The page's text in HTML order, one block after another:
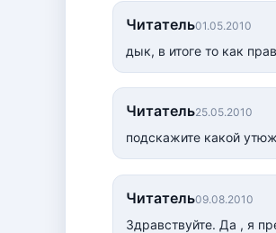
Читатель01.05.2010
дык, в итоге то как
Читатель25.05.2010
подскажите какой
Читатель09.08.2010
Здравствуйте. Да , я